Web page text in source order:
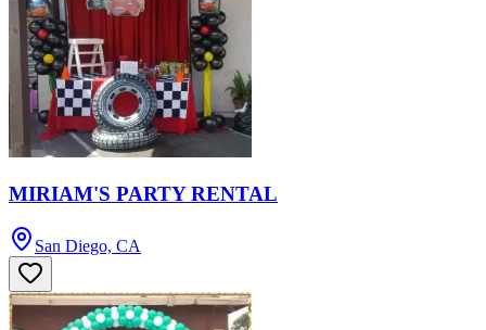
MIRIAM'S PARTY RENTAL
San Diego, CA